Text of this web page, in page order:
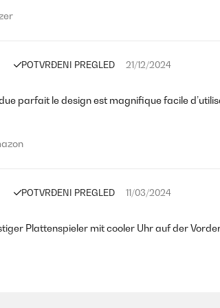
POTVRĐENI PREGLED 21/12/2024
parfait le design est magnifique facile
POTVRĐENI PREGLED 11/03/2024
Plattenspieler mit cooler Uhr auf der